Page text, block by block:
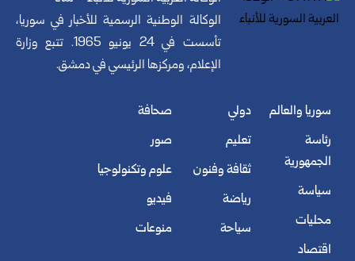
الوكالة الوطنية الرسمية للأخبار في سوريا،
تأسست في 24 يونيو 1965. تتبع وزارة
الإعلام، ومركزها الرئيسي في دمشق.
سوريا والعالم
رئاسة
الجمهورية
سياسة
محليات
اقتصاد
دولي
تعليم
ثقافة وفنون
رياضة
سياحة
صحافة
صور
علوم وتكنولوجيا
فيديو
منوعات